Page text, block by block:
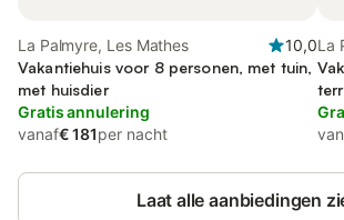
La Palmyre, Les Mathes
10,0
Vakantiehuis voor 8 personen, met tuin,
met huisdier
Gratis annulering
vanaf€ 181per nacht
La
Laat alle aanbiedingen